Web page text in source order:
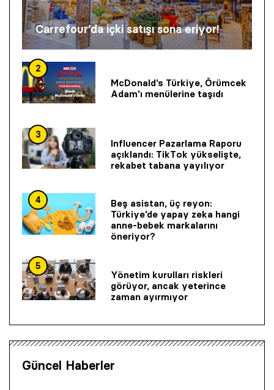
Carrefour’da içki satışı sona eriyor!
2
McDonald’s Türkiye, Örümcek
Adam’ı menülerine taşıdı
3
Influencer Pazarlama Raporu
açıklandı: TikTok yükselişte,
rekabet tabana yayılıyor
4
Beş asistan, üç reyon:
Türkiye’de yapay zeka hangi
anne-bebek markalarını
öneriyor?
5
Yönetim kurulları riskleri
görüyor, ancak yeterince
zaman ayırmıyor
Güncel Haberler